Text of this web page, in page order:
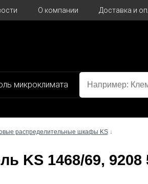
О компании Доставка и
микроклимата
распределительные шкафы KS↓
KS 1468/69, 9208